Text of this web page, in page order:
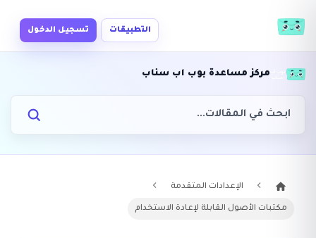
التطبيقات تسجيل الدخول
مركز مساعدة بوب اب سناب
الإعدادات المتقدمة
مكتبات الأصول القابلة لإعادة الاستخدام